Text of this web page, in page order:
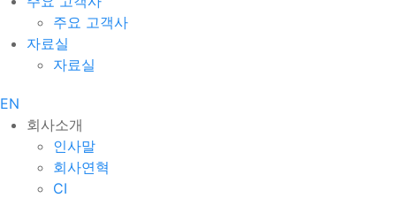
주요 고객사
자료실
자료실
EN
회사소개
인사말
회사연혁
CI